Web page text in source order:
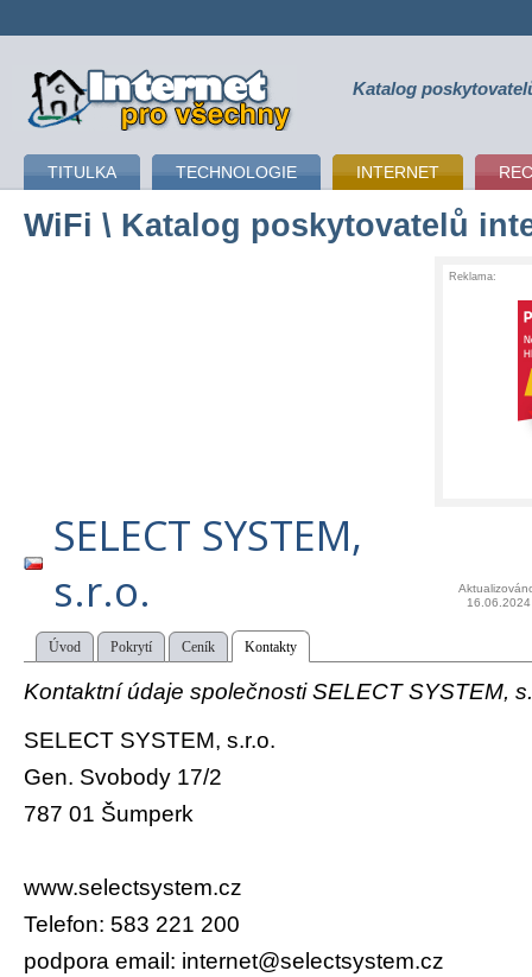
připojení k internetu Katalog
TITULKA TECHNOLOGIE INTERNET
WiFi \ Katalog poskytovatelů
Reklama:
SELECT SYSTEM,
s.r.o.
16.06.2024
Úvod Pokrytí Ceník Kontakty
Kontaktní údaje společnosti SELECT SYSTEM,
SELECT SYSTEM, s.r.o.
Gen. Svobody 17/2
787 01 Šumperk
www.selectsystem.cz
Telefon: 583 221 200
podpora email: internet@selectsystem.cz